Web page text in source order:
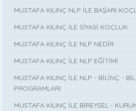
MUSTAFA KILINÇ NLP İLE BAŞARI
MUSTAFA KILINÇ İLE SİYASİ KOÇLUK
MUSTAFA KILINÇ İLE NLP NEDİR
MUSTAFA KILINÇ İLE NLP EĞİTİMİ
MUSTAFA KILINÇ İLE NLP - BİLİNÇ -
PROGRAMLARI
MUSTAFA KILINÇ İLE BİREYSEL -